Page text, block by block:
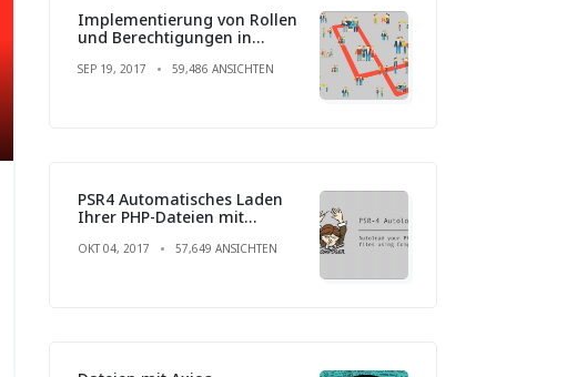
Implementierung von Rollen
und Berechtigungen in
SEP 19, 2017 59,486 ANSICHTEN
PSR4 Automatisches Laden
Ihrer PHP-Dateien mit
OKT 04, 2017 57,649 ANSICHTEN